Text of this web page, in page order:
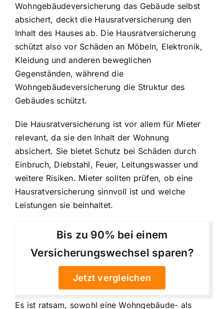
Wohngebäudeversicherung das Gebäude selbst
absichert, deckt die Hausratversicherung den
Inhalt des Hauses ab. Die Hausratversicherung
schützt also vor Schäden an Möbeln, Elektronik,
Kleidung und anderen beweglichen
Gegenständen, während die
Wohngebäudeversicherung die Struktur des
Gebäudes schützt.
Die Hausratversicherung ist vor allem für Mieter
relevant, da sie den Inhalt der Wohnung
absichert. Sie bietet Schutz bei Schäden durch
Einbruch, Diebstahl, Feuer, Leitungswasser und
weitere Risiken. Mieter sollten prüfen, ob eine
Hausratversicherung sinnvoll ist und welche
Leistungen sie beinhaltet.
Bis zu 90% bei einem
Versicherungswechsel sparen?
Jetzt vergleichen
Es ist ratsam, sowohl eine Wohngebäude- als